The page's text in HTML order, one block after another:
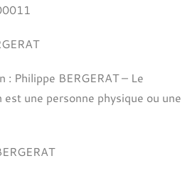
: Philippe BERGERAT – Le
une personne physique ou une